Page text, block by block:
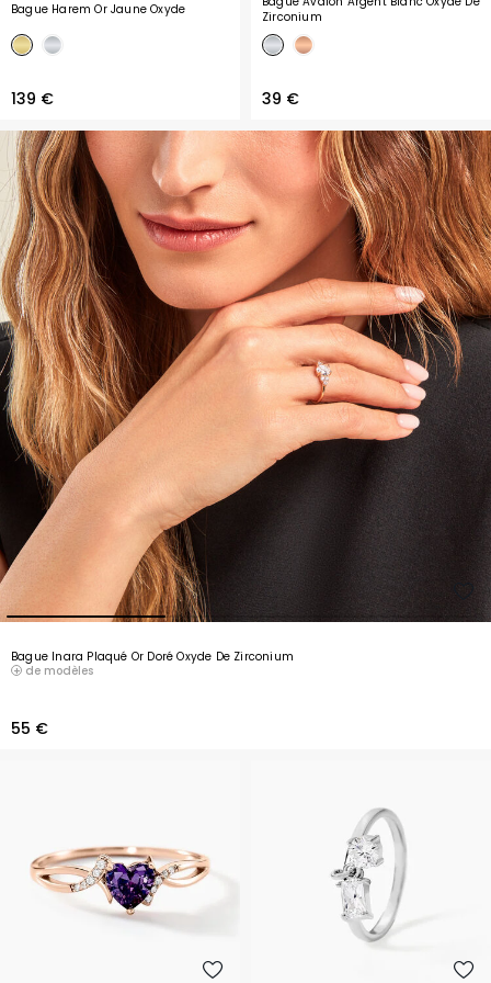
Bague Harem Or Jaune Oxyde
139 €
Zirconium
39 €
Bague Inara Plaqué Or Doré Oxyde De Zirconium
de modèles
55 €